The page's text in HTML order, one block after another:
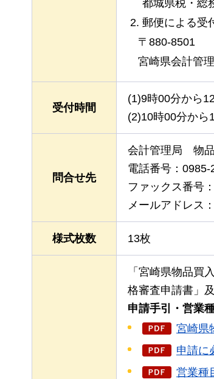
都城県税・総
郵便による受
〒880-8501
宮崎県会計管
受付時間
(1)9時00分から
(2)10時00分から
問合せ先
会計管理局 物品
電話番号：0985-
ファックス番号
メールアドレス：
様式枚数 13枚
「宮崎県物品買
格審査申請書」
申請手引・営業
宮崎県
申請に
営業種